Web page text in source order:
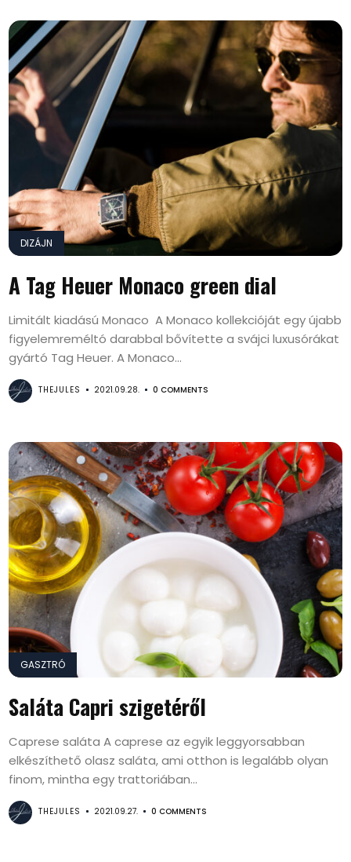
DIZÁJN
A Tag Heuer Monaco green dial
Limitált kiadású Monaco A Monaco kollekcióját egy újabb
figyelemreméltó darabbal bővítette a svájci luxusórákat
gyártó Tag Heuer. A Monaco...
THEJULES 2021.09.28. 0 COMMENTS
GASZTRÓ
Saláta Capri szigetéről
Caprese saláta A caprese az egyik leggyorsabban
elkészíthető olasz saláta, ami otthon is legalább olyan
finom, mintha egy trattoriában...
THEJULES 2021.09.27. 0 COMMENTS